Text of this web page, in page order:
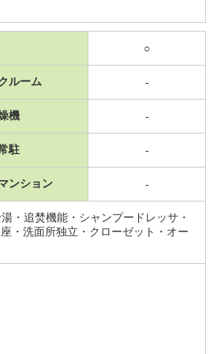
○
ルーム -
機 -
駐 -
ンション -
・追焚機能・シャンプードレッサ・
・洗面所独立・クローゼット・オー